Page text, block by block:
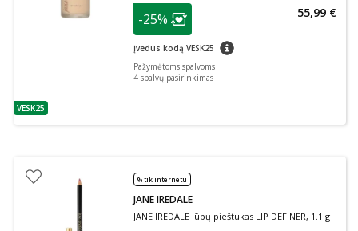
patarimas
VESK25
patarimas
Lojalumo klubo narių nuolaida
-25%
Įvedus kodą VESK25 patarimas
55,99 €
Pažymėtoms spalvoms
4 spalvų pasirinkimas
% tik internetu
JANE IREDALE
JANE IREDALE lūpų pieštukas LIP DEFINER, 1.1 g